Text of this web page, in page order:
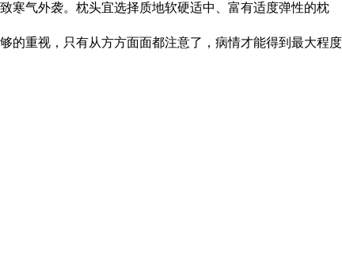
寒气外袭。枕头宜选择质地软硬适中、富有适度弹性的枕
的重视，只有从方方面面都注意了，病情才能得到最大程度